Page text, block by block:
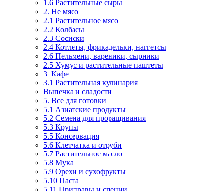
1.6 Растительные сыры
2. Не мясо
2.1 Растительное мясо
2.2 Колбасы
2.3 Сосиски
2.4 Котлеты, фрикадельки, наггетсы
2.6 Пельмени, вареники, сырники
2.5 Хумус и растительные паштеты
3. Кафе
3.1 Растительная кулинария
Выпечка и сладости
5. Все для готовки
5.1 Азиатские продукты
5.2 Семена для проращивания
5.3 Крупы
5.5 Консервация
5.6 Клетчатка и отруби
5.7 Растительное масло
5.8 Мука
5.9 Орехи и сухофрукты
5.10 Паста
5.11 Приправы и специи